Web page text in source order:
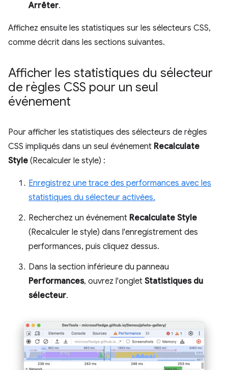
Arrêter.
Affichez ensuite les statistiques sur les sélecteurs CSS,
comme décrit dans les sections suivantes.
Afficher les statistiques du sélecteur
de règles CSS pour un seul
événement
Pour afficher les statistiques des sélecteurs de règles
CSS impliqués dans un seul événement Recalculate
Style (Recalculer le style) :
Enregistrez une trace des performances avec les
statistiques du sélecteur activées.
Recherchez un événement Recalculate Style
(Recalculer le style) dans l'enregistrement des
performances, puis cliquez dessus.
Dans la section inférieure du panneau
Performances, ouvrez l'onglet Statistiques du
sélecteur.